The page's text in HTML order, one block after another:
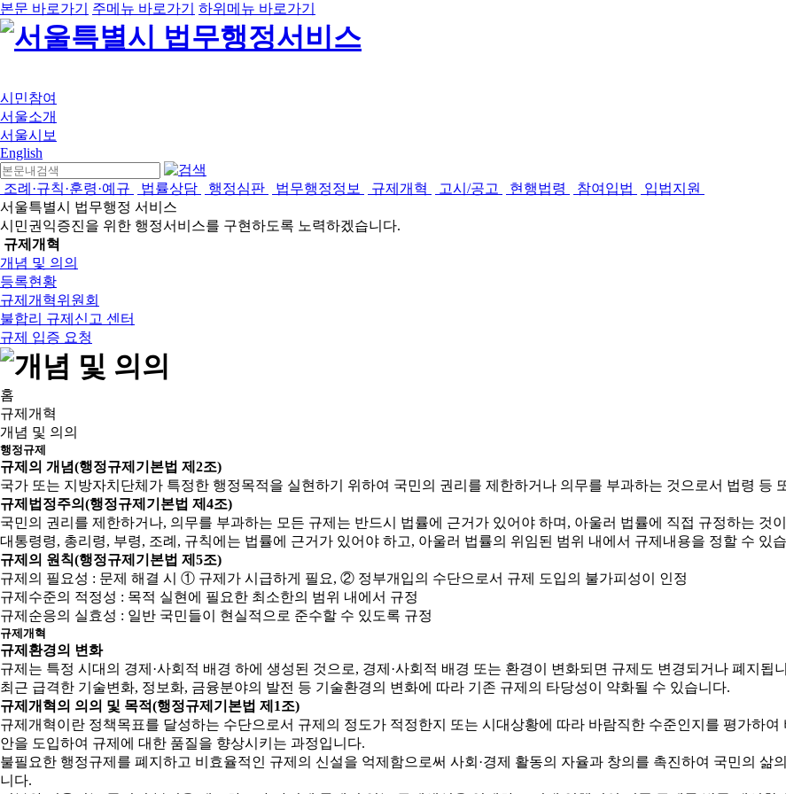
본문 바로가기 주메뉴 바로가기 하위메뉴 바로가기
시민참여
서울소개
서울시보
English
조례·규칙·훈령·예규 법률상담 행정심판 법무행정정보 규제개혁 고시/공고 현행법령 참여입법
입법지원
서울특별시 법무행정 서비스
시민권익증진을 위한 행정서비스를 구현하도록 노력하겠습니다.
규제개혁
개념 및 의의
등록현황
규제개혁위원회
불합리 규제신고 센터
규제 입증 요청
홈
규제개혁
개념 및 의의
행정규제
규제의 개념(행정규제기본법 제2조)
국가 또는 지방자치단체가 특정한 행정목적을 실현하기 위하여 국민의 권리를 제한하거나 의무를 부과하는 것으로서 법령 등
규제법정주의(행정규제기본법 제4조)
국민의 권리를 제한하거나, 의무를 부과하는 모든 규제는 반드시 법률에 근거가 있어야 하며, 아울러 법률에 직접 규정하는 것
대통령령, 총리령, 부령, 조례, 규칙에는 법률에 근거가 있어야 하고, 아울러 법률의 위임된 범위 내에서 규제내용을 정할 수 있
규제의 원칙(행정규제기본법 제5조)
규제의 필요성 : 문제 해결 시 ① 규제가 시급하게 필요, ② 정부개입의 수단으로서 규제 도입의 불가피성이 인정
규제수준의 적정성 : 목적 실현에 필요한 최소한의 범위 내에서 규정
규제순응의 실효성 : 일반 국민들이 현실적으로 준수할 수 있도록 규정
규제개혁
규제환경의 변화
규제는 특정 시대의 경제·사회적 배경 하에 생성된 것으로, 경제·사회적 배경 또는 환경이 변화되면 규제도 변경되거나 폐지됩
최근 급격한 기술변화, 정보화, 금융분야의 발전 등 기술환경의 변화에 따라 기존 규제의 타당성이 약화될 수 있습니다.
규제개혁의 의의 및 목적(행정규제기본법 제1조)
규제개혁이란 정책목표를 달성하는 수단으로서 규제의 정도가 적정한지 또는 시대상황에 따라 바람직한 수준인지를 평가하
안을 도입하여 규제에 대한 품질을 향상시키는 과정입니다.
불필요한 행정규제를 폐지하고 비효율적인 규제의 신설을 억제함으로써 사회·경제 활동의 자율과 창의를 촉진하여 국민의 삶
니다.